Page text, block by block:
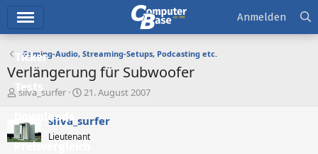
Ticker
Tests
Downloads
Preisvergleich
Anmelden
Gaming-Audio, Streaming-Setups, Podcasting etc.
Verlängerung für Subwoofer
E
t
e
silva_surfer
E
s
e
21. August 2007
silva_surfer
Lieutenant